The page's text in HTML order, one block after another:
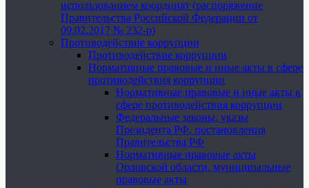
использованием координат (распоряжение
Правительства Российской Федерации от
09.02.2017 № 232-р)
Противодействие коррупции
Противодействие коррупции
Нормативные правовые и иные акты в сфере
противодействия коррупции
Нормативные правовые и иные акты в
сфере противодействия коррупции
Федеральные законы, указы
Президента РФ, постановления
Правительства РФ
Нормативные правовые акты
Орловской области, муниципальные
правовые акты